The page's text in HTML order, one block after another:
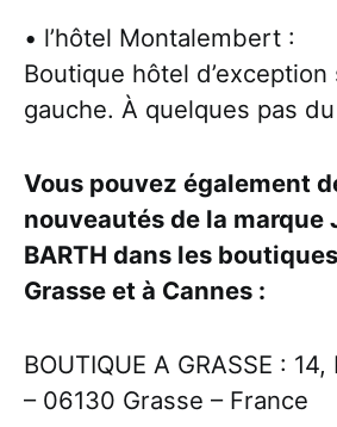
• l’hôtel Montalembert :
Boutique hôtel
gauche. À quelques pas
Vous pouvez également
nouveautés de la marque
BARTH dans les
Grasse et à Cannes :
BOUTIQUE A GRASSE :
– 06130 Grasse – France